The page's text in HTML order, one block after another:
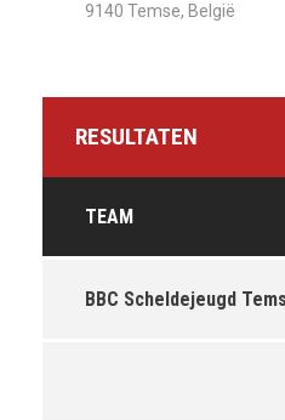
9140 Temse, België
RESULTATEN
TEAM
BBC Scheldejeugd